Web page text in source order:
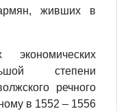
живших в
экономических
степени
речного
в 1552 – 1556